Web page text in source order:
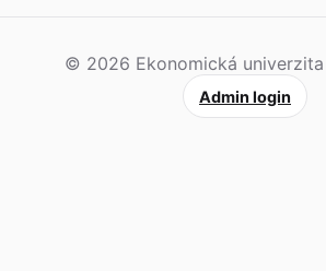
© 2026 Ekonomická
Admin login